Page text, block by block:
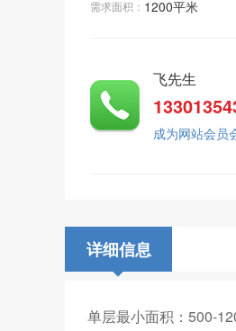
需求面积： 1200平米
飞先生
成为网站会员
详细信息
单层最小面积：